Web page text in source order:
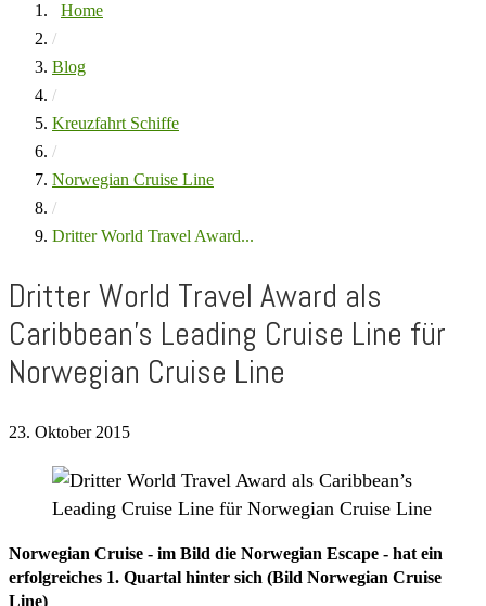
Home
/
Blog
/
Kreuzfahrt Schiffe
/
Norwegian Cruise Line
/
Dritter World Travel Award...
Dritter World Travel Award als
Caribbean’s Leading Cruise Line für
Norwegian Cruise Line
23. Oktober 2015
Norwegian Cruise - im Bild die Norwegian Escape - hat ein
erfolgreiches 1. Quartal hinter sich (Bild Norwegian Cruise
Line)